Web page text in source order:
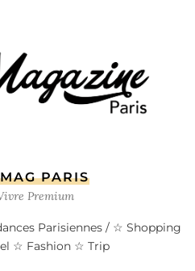
PARIS
Premium
Parisiennes / ☆ Shopping
☆ Fashion ☆ Trip